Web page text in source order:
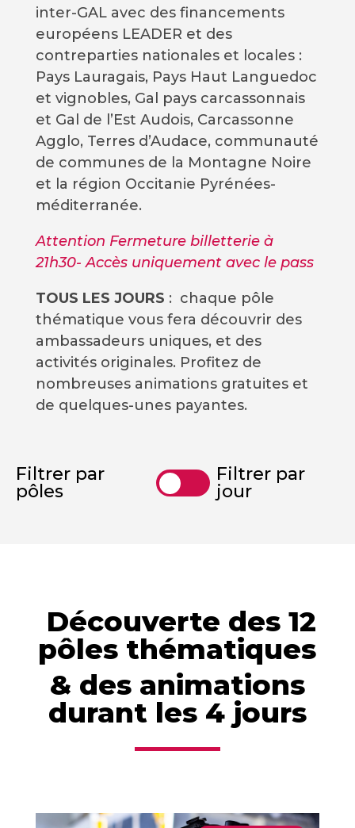
inter-GAL avec des financements
européens LEADER et des
contreparties nationales et locales :
Pays Lauragais, Pays Haut Languedoc
et vignobles, Gal pays carcassonnais
et Gal de l’Est Audois, Carcassonne
Agglo, Terres d’Audace, communauté
de communes de la Montagne Noire
et la région Occitanie Pyrénées-
méditerranée.
Attention Fermeture billetterie à
21h30- Accès uniquement avec le pass
TOUS LES JOURS : chaque pôle
thématique vous fera découvrir des
ambassadeurs uniques, et des
activités originales. Profitez de
nombreuses animations gratuites et
de quelques-unes payantes.
Filtrer par
pôles
Filtrer par
jour
Découverte des 12
pôles thématiques
& des animations
durant les 4 jours